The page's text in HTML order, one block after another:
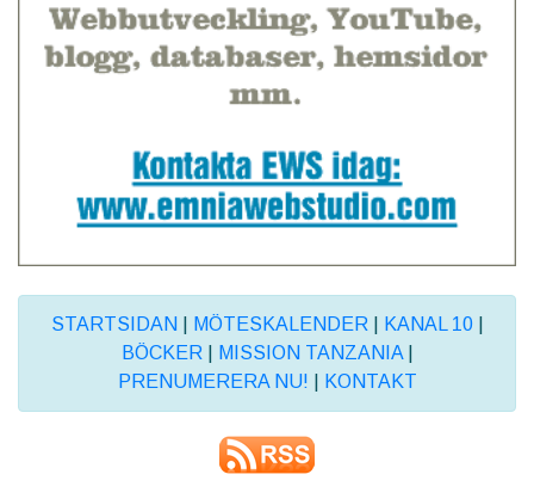
STARTSIDAN MÖTESKALENDER KANAL 10|
BÖCKER
MISSION TANZANIA|
PRENUMERERA NU!
KONTAKT